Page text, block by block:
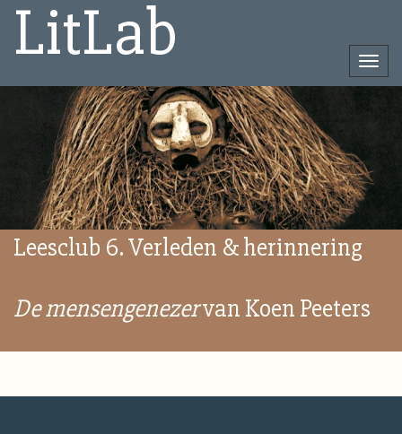
LitLab
inhoud
Leesclub 6. Verleden & herinnering
De mensengenezervan Koen Peeters